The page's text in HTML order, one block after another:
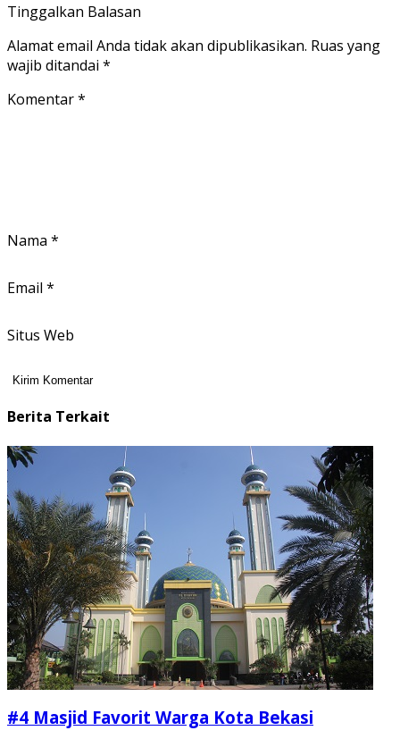
Tinggalkan Balasan
Alamat email Anda tidak akan dipublikasikan. Ruas yang
wajib ditandai *
Komentar*
Nama *
Email *
Situs Web
Berita Terkait
#4 Masjid Favorit Warga Kota Bekasi